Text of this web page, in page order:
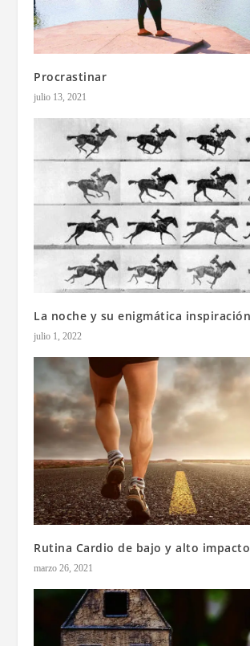
Procrastinar
julio 13, 2021
La noche y su enigmática inspiración
julio 1, 2022
Rutina Cardio de bajo y alto impacto
marzo 26, 2021